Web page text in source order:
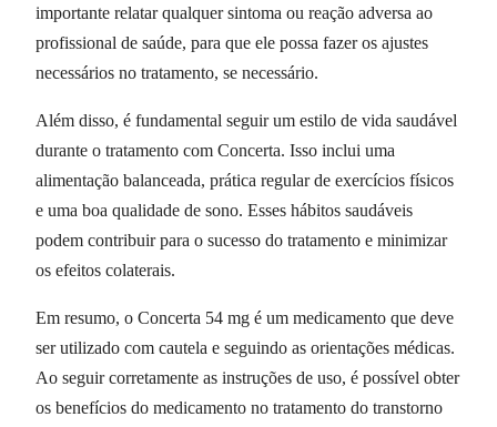
importante relatar qualquer sintoma ou reação adversa ao
profissional de saúde, para que ele possa fazer os ajustes
necessários no tratamento, se necessário.
Além disso, é fundamental seguir um estilo de vida saudável
durante o tratamento com Concerta. Isso inclui uma
alimentação balanceada, prática regular de exercícios físicos
e uma boa qualidade de sono. Esses hábitos saudáveis
podem contribuir para o sucesso do tratamento e minimizar
os efeitos colaterais.
Em resumo, o Concerta 54 mg é um medicamento que deve
ser utilizado com cautela e seguindo as orientações médicas.
Ao seguir corretamente as instruções de uso, é possível obter
os benefícios do medicamento no tratamento do transtorno